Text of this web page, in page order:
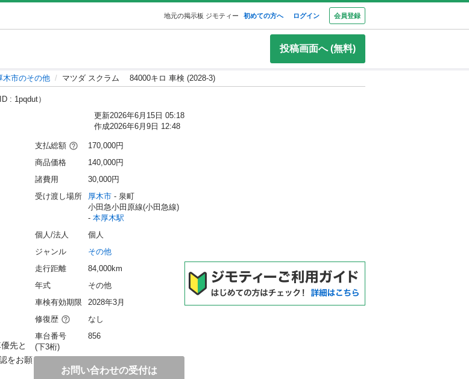
地元の掲示板 ジモティー 初めての方へ ログイン 会員登録
投稿画面へ (無料)
木市のその他 マツダ スクラム 84000キロ 車検 (2028-3)
: 1pqdut）
更新2026年6月15日 05:18
作成2026年6月9日 12:48
先と
をお願
支払総額
170,000円
商品価格
140,000円
諸費用
30,000円
受け渡し場所
厚木市 - 泉町
小田急小田原線(小田急線)
- 本厚木駅
個人/法人
個人
ジャンル
その他
走行距離
84,000km
年式
その他
車検有効期限
2028年3月
修復歴
なし
車台番号
(下3桁)
856
お問い合わせの受付は